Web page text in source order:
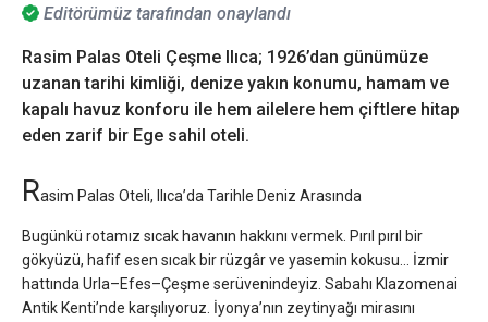
Editörümüz tarafından onaylandı
Rasim Palas Oteli Çeşme Ilıca; 1926’dan günümüze
uzanan tarihi kimliği, denize yakın konumu, hamam ve
kapalı havuz konforu ile hem ailelere hem çiftlere hitap
eden zarif bir Ege sahil oteli.
Rasim Palas Oteli, Ilıca’da Tarihle Deniz Arasında
Bugünkü rotamız sıcak havanın hakkını vermek. Pırıl pırıl bir
gökyüzü, hafif esen sıcak bir rüzgâr ve yasemin kokusu… İzmir
hattında Urla–Efes–Çeşme serüvenindeyiz. Sabahı Klazomenai
Antik Kenti’nde karşılıyoruz. İyonya’nın zeytinyağı mirasını